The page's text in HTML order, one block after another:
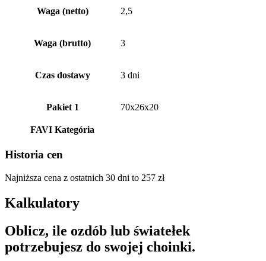
Waga (netto) 2,5
Waga (brutto) 3
Czas dostawy 3 dni
Pakiet 1 70x26x20
FAVI Kategória
Historia cen
Najniższa cena z ostatnich 30 dni to 257 zł
Kalkulatory
Oblicz, ile ozdób lub światełek
potrzebujesz do swojej choinki.